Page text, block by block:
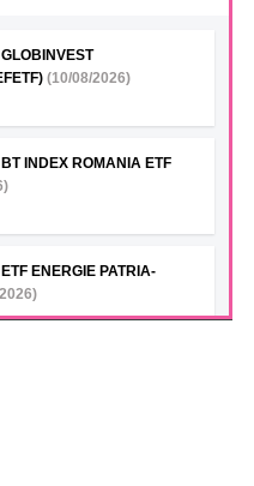
(10/08/2026)
INDEX ROMANIA ETF
ENERGIE PATRIA-